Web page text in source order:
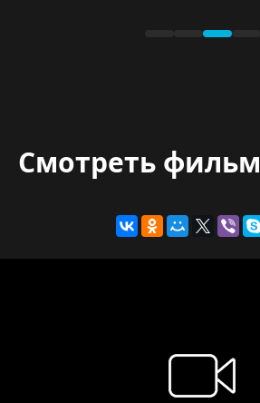
Смотреть фильм